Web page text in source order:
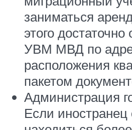
заниматься
этого достаточно
УВМ МВД по
расположения
пакетом
Администрация
Если иностранец